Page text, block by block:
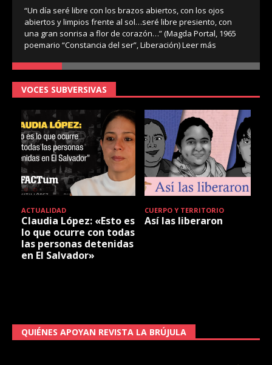
“Un día seré libre con los brazos abiertos, con los ojos
abiertos y limpios frente al sol…seré libre presiento, con
una gran sonrisa a flor de corazón…” (Magda Portal, 1965
poemario “Constancia del ser”, Liberación)Leer más
VOCES SUBVERSIVAS
ACTUALIDAD
Claudia López: «Esto es
lo que ocurre con todas
las personas detenidas
en El Salvador»
CUERPO Y TERRITORIO
Así las liberaron
QUIÉNES APOYAN REVISTA LA BRÚJULA